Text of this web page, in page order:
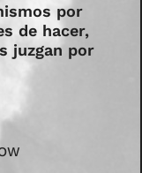
por
de hacer,
juzgan por